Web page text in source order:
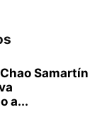
Samartín
a...